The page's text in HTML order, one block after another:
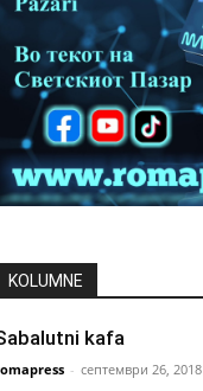
KOLUMNE
kafa
- септември 26, 2018